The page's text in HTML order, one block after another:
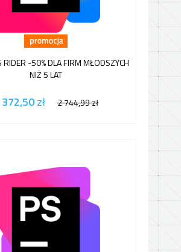
RIDER -50% DLA FIRM MŁODSZYCH
NIŻ 5 LAT
zł 2 744,99zł